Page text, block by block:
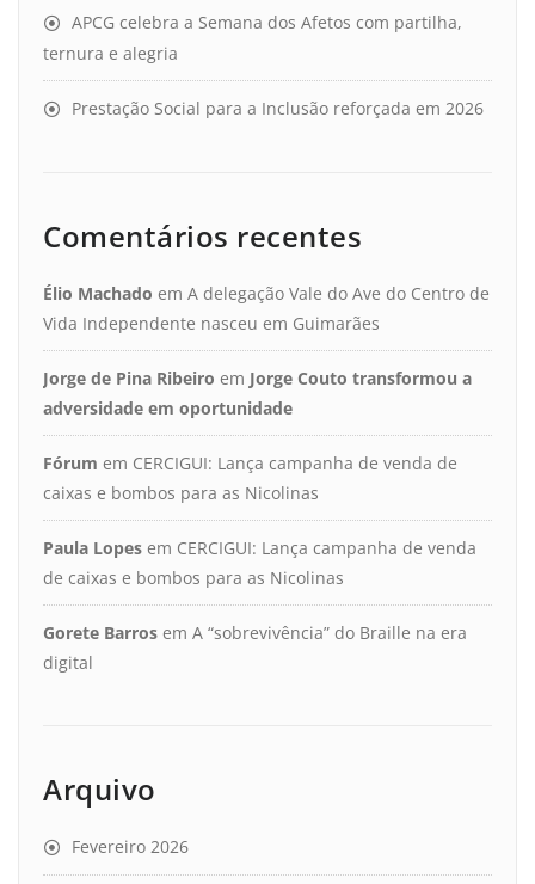
APCG celebra a Semana dos Afetos com partilha,
ternura e alegria
Prestação Social para a Inclusão reforçada em 2026
Comentários recentes
Élio Machado em A delegação Vale do Ave do Centro de
Vida Independente nasceu em Guimarães
Jorge de Pina Ribeiro em Jorge Couto transformou a
adversidade em oportunidade
Fórum em CERCIGUI: Lança campanha de venda de
caixas e bombos para as Nicolinas
Paula Lopes em CERCIGUI: Lança campanha de venda
de caixas e bombos para as Nicolinas
Gorete Barros em A “sobrevivência” do Braille na era
digital
Arquivo
Fevereiro 2026